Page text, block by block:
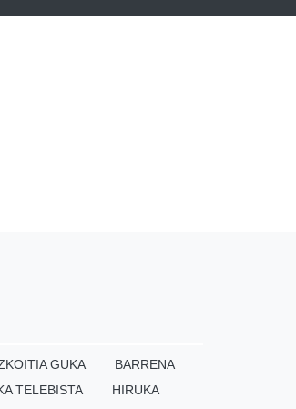
GUKA
BARRENA
TELEBISTA
HIRUKA